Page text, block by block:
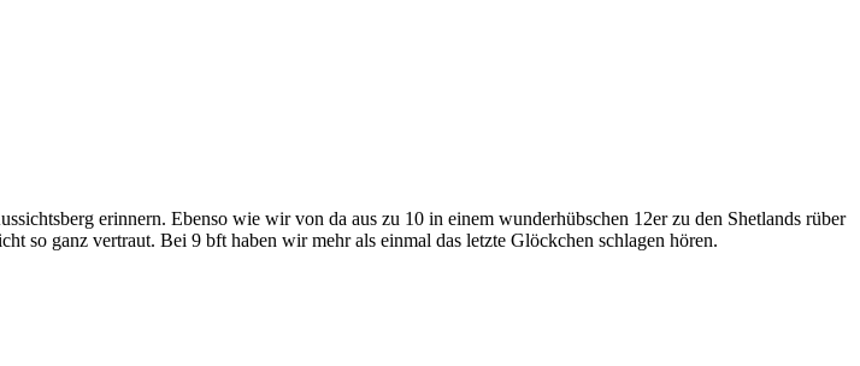
erinnern. Ebenso wie wir von da aus zu 10 in einem wunderhübschen 12er zu den Shetlands rüber
so ganz vertraut. Bei 9 bft haben wir mehr als einmal das letzte Glöckchen schlagen hören.